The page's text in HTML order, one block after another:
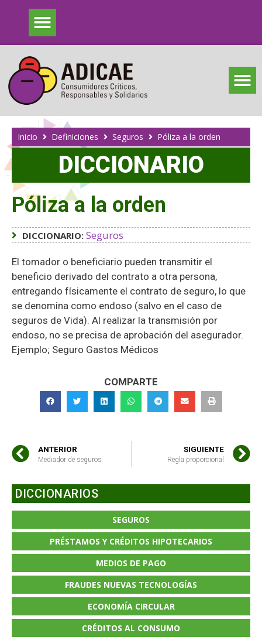
Inicio Definiciones Seguros Póliza a la orden
DICCIONARIO
Póliza a la orden
DICCIONARIO: Seguros
El tomador o beneficiario pueden transmitir el
beneficio derivado del contrato a otra persona,
entregando físicamente el contrato de seguro, lo que
se denomina como endoso (salvo en el caso de
seguros de Vida). Al realizar la transmisión por
endoso, no se precisa de aprobación del asegurador.
Ejemplo; Seguro Gastos Médicos
COMPARTE
ANTERIOR
Mediador de seguros
SIGUIENTE
Regla proporcional
DICCIONARIOS
SEGUROS
PRÉSTAMOS Y CRÉDITOS HIPOTECARIOS
MEDIOS DE PAGO
FRAUDES NUEVAS TECNOLOGÍAS
ECONOMÍA CIRCULAR
CRÉDITOS AL CONSUMO